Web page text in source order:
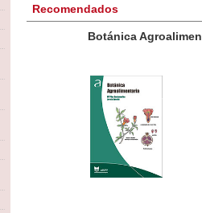
Recomendados
Botánica Agroalimentaria